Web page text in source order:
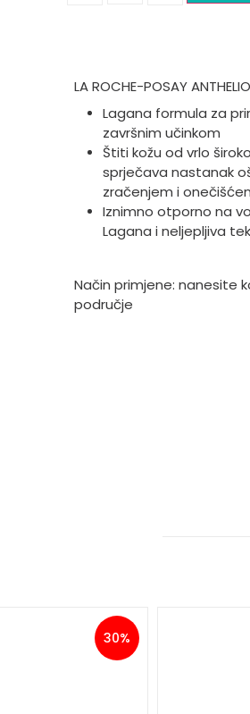
LA ROCHE-POSAY
Lagana formula za
završnim učinkom
Štiti kožu od vrlo
sprječava nastanak
zračenjem i
Iznimno otporno na
Lagana i neljepljiva
Način primjene: nanesite
područje
30%